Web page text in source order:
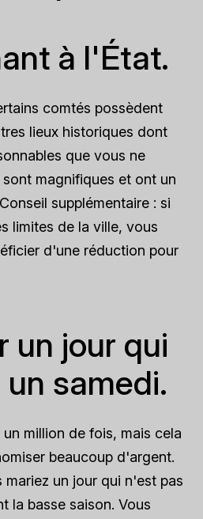
à l'État.
comtés possèdent
lieux historiques dont
que vous ne
magnifiques et ont un
supplémentaire : si
limites de la ville, vous
d'une réduction pour
un jour qui
samedi.
million de fois, mais cela
beaucoup d'argent.
un jour qui n'est pas
la basse saison. Vous